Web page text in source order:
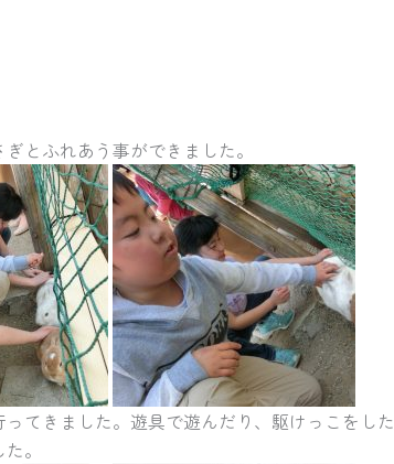
とふれあう事ができました。
てきました。遊具で遊んだり、駆けっこをした
。